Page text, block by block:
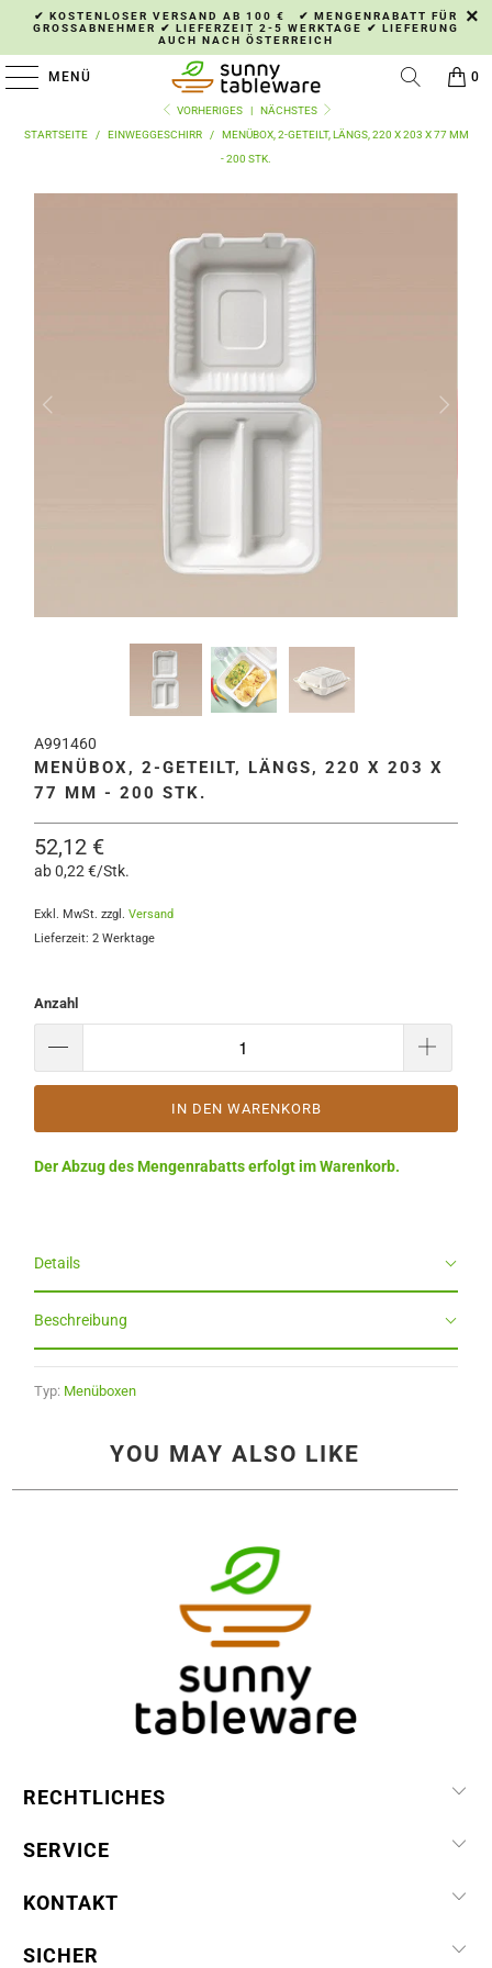
✔ KOSTENLOSER VERSAND AB 100 € ✔ MENGENRABATT FÜR
GROSSABNEHMER ✔ LIEFERZEIT 2-5 WERKTAGE ✔ LIEFERUNG A
UCH NACH ÖSTERREICH
MENÜ 0
VORHERIGES |
NÄCHSTES
STARTSEITE
/ EINWEGGESCHIRR /
MENÜBOX, 2-GETEILT, LÄNGS, 220 X 203 X 77 MM
- 200 STK.
A991460
MENÜBOX, 2-GETEILT, LÄNGS, 220 X 203 X
77 MM - 200 STK.
52,12 €
ab 0,22 €/Stk.
Exkl. MwSt. zzgl.Versand
Lieferzeit: 2 Werktage
Anzahl
IN DEN WARENKORB
Der Abzug des Mengenrabatts erfolgt im Warenkorb.
Details
Beschreibung
Typ: Menüboxen
YOU MAY ALSO LIKE
RECHTLICHES
SERVICE
KONTAKT
SICHER